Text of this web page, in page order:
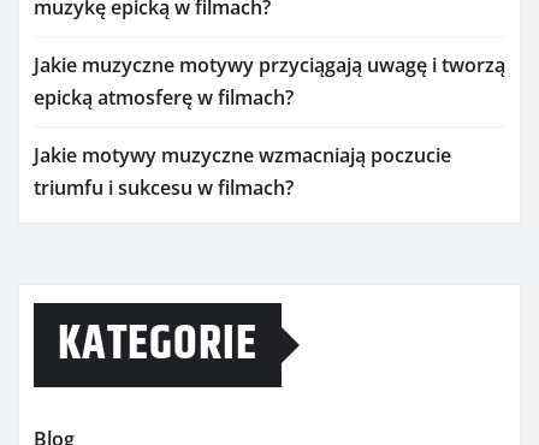
muzykę epicką w filmach?
Jakie muzyczne motywy przyciągają uwagę i tworzą
epicką atmosferę w filmach?
Jakie motywy muzyczne wzmacniają poczucie
triumfu i sukcesu w filmach?
KATEGORIE
Blog